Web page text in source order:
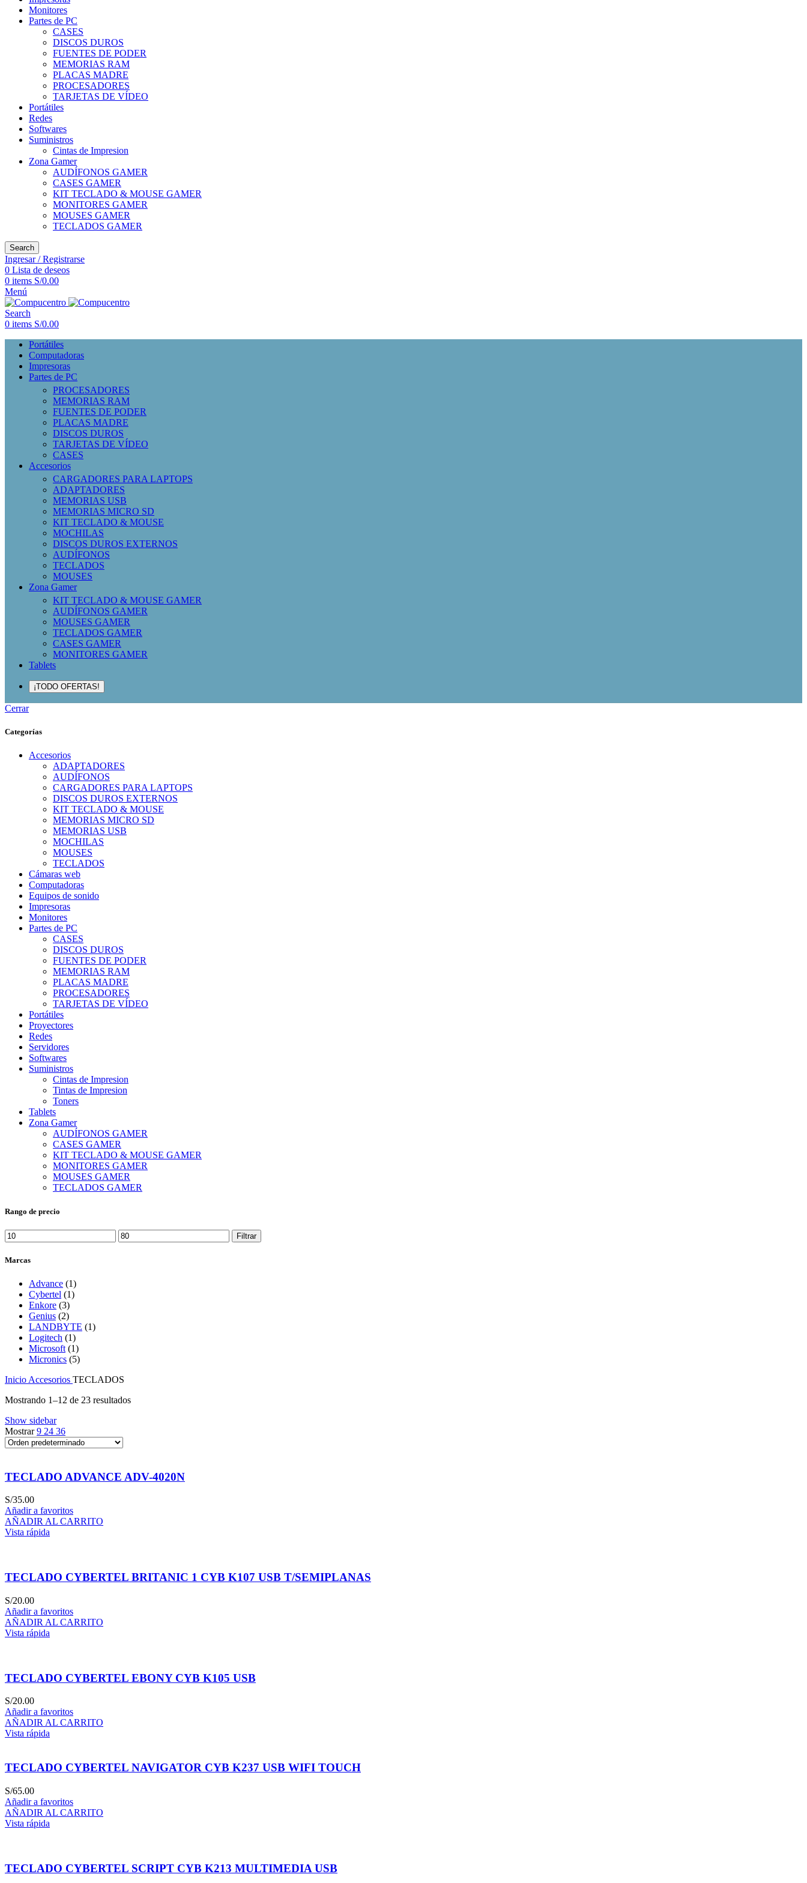
Monitores
Partes de PC
CASES
DISCOS DUROS
FUENTES DE PODER
MEMORIAS RAM
PLACAS MADRE
PROCESADORES
TARJETAS DE VÍDEO
Portátiles
Redes
Softwares
Suministros
Cintas de Impresion
Zona Gamer
AUDÍFONOS GAMER
CASES GAMER
KIT TECLADO & MOUSE GAMER
MONITORES GAMER
MOUSES GAMER
TECLADOS GAMER
Search
Ingresar / Registrarse
0 Lista de deseos
0 items S/0.00
Menú
Search
0 items S/0.00
Portátiles
Computadoras
Impresoras
Partes de PC
PROCESADORES
MEMORIAS RAM
FUENTES DE PODER
PLACAS MADRE
DISCOS DUROS
TARJETAS DE VÍDEO
CASES
Accesorios
CARGADORES PARA LAPTOPS
ADAPTADORES
MEMORIAS USB
MEMORIAS MICRO SD
KIT TECLADO & MOUSE
MOCHILAS
DISCOS DUROS EXTERNOS
AUDÍFONOS
TECLADOS
MOUSES
Zona Gamer
KIT TECLADO & MOUSE GAMER
AUDÍFONOS GAMER
MOUSES GAMER
TECLADOS GAMER
CASES GAMER
MONITORES GAMER
Tablets
¡TODO OFERTAS!
Cerrar
Categorías
Accesorios
ADAPTADORES
AUDÍFONOS
CARGADORES PARA LAPTOPS
DISCOS DUROS EXTERNOS
KIT TECLADO & MOUSE
MEMORIAS MICRO SD
MEMORIAS USB
MOCHILAS
MOUSES
TECLADOS
Cámaras web
Computadoras
Equipos de sonido
Impresoras
Monitores
Partes de PC
CASES
DISCOS DUROS
FUENTES DE PODER
MEMORIAS RAM
PLACAS MADRE
PROCESADORES
TARJETAS DE VÍDEO
Portátiles
Proyectores
Redes
Servidores
Softwares
Suministros
Cintas de Impresion
Tintas de Impresion
Toners
Tablets
Zona Gamer
AUDÍFONOS GAMER
CASES GAMER
KIT TECLADO & MOUSE GAMER
MONITORES GAMER
MOUSES GAMER
TECLADOS GAMER
Rango de precio
Precio
mínimo
Precio
máximo
Filtrar
Marcas
Advance (1)
Cybertel (1)
Enkore (3)
Genius (2)
LANDBYTE (1)
Logitech (1)
Microsoft (1)
Micronics (5)
Inicio Accesorios TECLADOS
Mostrando 1–12 de 23 resultados
Show sidebar
Mostrar9 24 36
TECLADO ADVANCE ADV-4020N
S/35.00
Añadir a favoritos
AÑADIR AL CARRITO
Vista rápida
TECLADO CYBERTEL BRITANIC 1 CYB K107 USB T/SEMIPLANAS
S/20.00
Añadir a favoritos
AÑADIR AL CARRITO
Vista rápida
TECLADO CYBERTEL EBONY CYB K105 USB
S/20.00
Añadir a favoritos
AÑADIR AL CARRITO
Vista rápida
TECLADO CYBERTEL NAVIGATOR CYB K237 USB WIFI TOUCH
S/65.00
Añadir a favoritos
AÑADIR AL CARRITO
Vista rápida
TECLADO CYBERTEL SCRIPT CYB K213 MULTIMEDIA USB